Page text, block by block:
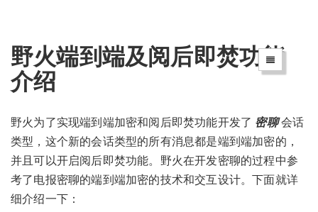
野火端到端及阅后即焚功能
介绍
野火为了实现端到端加密和阅后即焚功能开发了 密聊会话
类型，这个新的会话类型的所有消息都是端到端加密的，
并且可以开启阅后即焚功能。野火在开发密聊的过程中参
考了电报密聊的端到端加密的技术和交互设计。下面就详
细介绍一下：